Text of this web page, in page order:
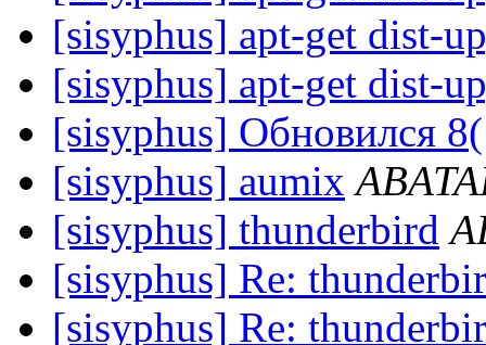
[sisyphus] apt-get dist-
[sisyphus] apt-get dist-
[sisyphus] Обновился 8(
[sisyphus] aumix
[sisyphus] thunderbird
[sisyphus] Re:
[sisyphus] Re: